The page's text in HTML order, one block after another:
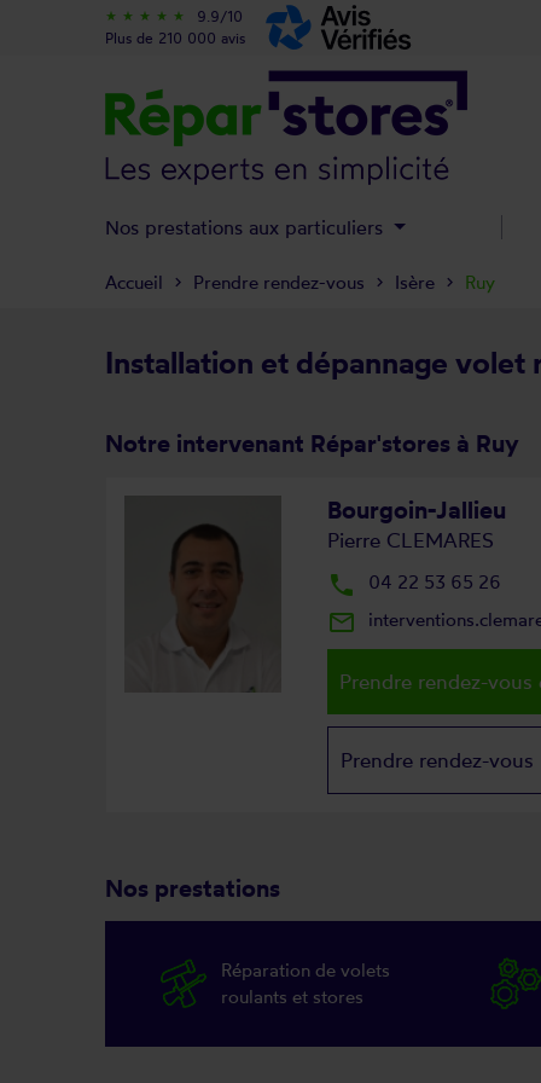
Installation et dépannage volet
Notre intervenant Répar'stores à Ruy
Bourgoin-Jallieu
Pierre CLEMARES
local_phone 04 22 53 65 26
mail_outline
Prendre rendez-vous
Prendre rendez-vous
Nos prestations
Réparation de volets
roulants et stores
Accueil Prendre rendez-vous Isère Ruy
star_rate star_rate star_rate star_rate star_rate
9.9/10
Plus de 210 000 avis
Nos prestations aux particuliers